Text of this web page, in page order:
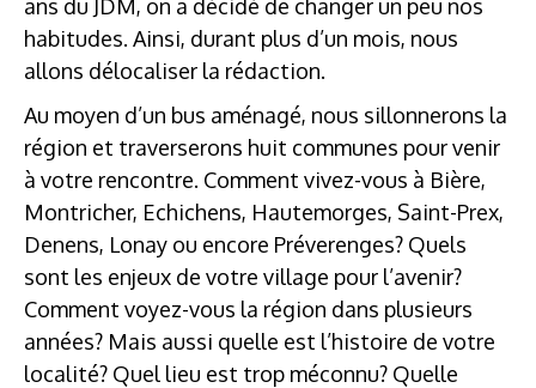
ans du JDM, on a décidé de changer un peu nos
habitudes. Ainsi, durant plus d’un mois, nous
allons délocaliser la rédaction.
Au moyen d’un bus aménagé, nous sillonnerons la
région et traverserons huit communes pour venir
à votre rencontre. Comment vivez-vous à Bière,
Montricher, Echichens, Hautemorges, Saint-Prex,
Denens, Lonay ou encore Préverenges? Quels
sont les enjeux de votre village pour l’avenir?
Comment voyez-vous la région dans plusieurs
années? Mais aussi quelle est l’histoire de votre
localité? Quel lieu est trop méconnu? Quelle